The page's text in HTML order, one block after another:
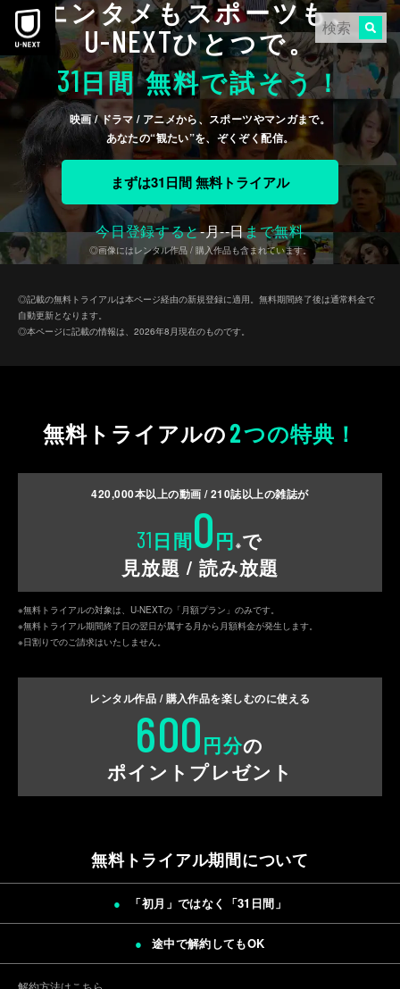
本文へスキップエンタメもスポーツも、
U-NEXTひとつで。
31日間 無料で試そう！
映画 / ドラマ / アニメから、スポーツやマンガまで。
あなたの“観たい”を、ぞくぞく配信。
まずは31日間 無料トライアル
今日登録すると-月--日まで無料
◎画像にはレンタル作品 / 購入作品も含まれています。
◎記載の無料トライアルは本ページ経由の新規登録に適用。無料期間終了後は通常料金で
自動更新となります。
◎本ページに記載の情報は、2026年8月現在のものです。
無料トライアルの2つの特典！
420,000本以上の動画 /210誌以上の雑誌が
31日間0円 ※で
見放題 / 読み放題
※無料トライアルの対象は、U-NEXTの「月額プラン」のみです。
※無料トライアル期間終了日の翌日が属する月から月額料金が発生します。
※日割りでのご請求はいたしません。
レンタル作品 / 購入作品を楽しむのに使える
600円分の
ポイントプレゼント
無料トライアル期間について
「初月」ではなく「31日間 」
途中で解約してもOK
解約方法は こちら